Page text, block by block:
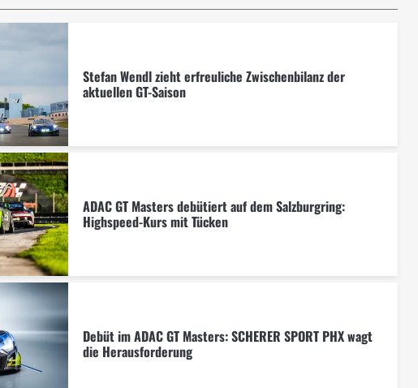
Stefan Wendl zieht erfreuliche Zwischenbilanz der
aktuellen GT-Saison
ADAC GT Masters debütiert auf dem Salzburgring:
Highspeed-Kurs mit Tücken
Debüt im ADAC GT Masters: SCHERER SPORT PHX wagt
die Herausforderung